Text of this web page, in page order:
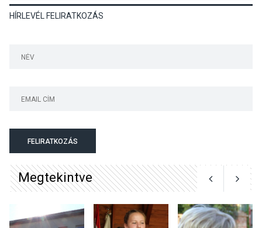
Felhívás a gyermekek
díszudvarában
KULTÚRA 2026 AUG 07
Dunavirág Ünnep Verőcén –
két nap a Duna élővilágának
HÍRLEVÉL FELIRATKOZÁS
FELIRATKOZÁS
Megtekintve